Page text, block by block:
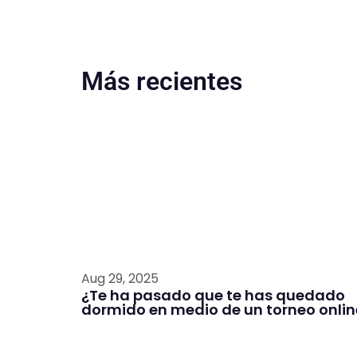
Más recientes
Aug 29, 2025
¿Te ha pasado que te has quedado
dormido en medio de un torneo